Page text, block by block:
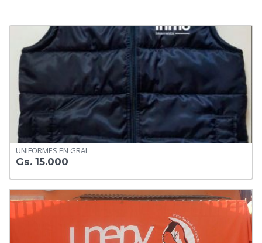
UNIFORMES EN GRAL
Gs. 15.000